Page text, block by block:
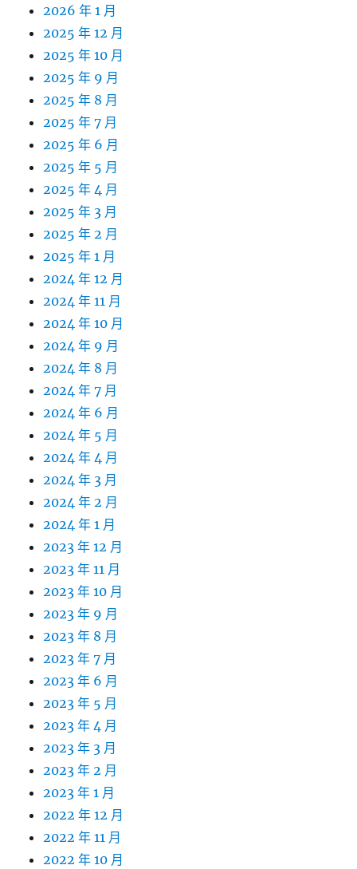
2026 年 1 月
2025 年 12 月
2025 年 10 月
2025 年 9 月
2025 年 8 月
2025 年 7 月
2025 年 6 月
2025 年 5 月
2025 年 4 月
2025 年 3 月
2025 年 2 月
2025 年 1 月
2024 年 12 月
2024 年 11 月
2024 年 10 月
2024 年 9 月
2024 年 8 月
2024 年 7 月
2024 年 6 月
2024 年 5 月
2024 年 4 月
2024 年 3 月
2024 年 2 月
2024 年 1 月
2023 年 12 月
2023 年 11 月
2023 年 10 月
2023 年 9 月
2023 年 8 月
2023 年 7 月
2023 年 6 月
2023 年 5 月
2023 年 4 月
2023 年 3 月
2023 年 2 月
2023 年 1 月
2022 年 12 月
2022 年 11 月
2022 年 10 月